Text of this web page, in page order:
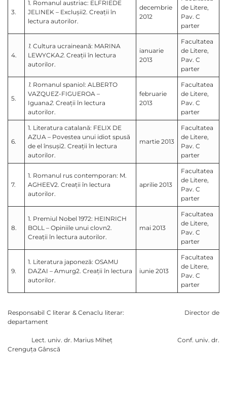
3.
1. Romanul austriac: ELFRIEDE
JELINEK – Exclușii2. Creații în
lectura autorilor.
decembrie
2012
de Litere,
Pav. C
parter
4.
1. Cultura ucraineană: MARINA
LEWYCKA2. Creații în lectura
autorilor.
ianuarie
2013
Facultatea
de Litere,
Pav. C
parter
5.
1. Romanul spaniol: ALBERTO
VAZQUEZ-FIGUEROA –
Iguana2. Creații în lectura
autorilor.
februarie
2013
Facultatea
de Litere,
Pav. C
parter
6.
1. Literatura catalană: FELIX DE
AZUA – Povestea unui idiot spusă
de el însuși2. Creații în lectura
autorilor.
martie 2013
Facultatea
de Litere,
Pav. C
parter
7.
1. Romanul rus contemporan: M.
AGHEEV2. Creații în lectura
autorilor.
aprilie 2013
Facultatea
de Litere,
Pav. C
parter
8.
1. Premiul Nobel 1972: HEINRICH
BOLL – Opiniile unui clovn2.
Creații în lectura autorilor.
mai 2013
Facultatea
de Litere,
Pav. C
parter
9.
1. Literatura japoneză: OSAMU
DAZAI – Amurg2. Creații în lectura
autorilor.
iunie 2013
Facultatea
de Litere,
Pav. C
parter
Responsabil C literar & Cenaclu literar: Director de
departament
Lect. univ. dr. Marius Miheţ Conf. univ. dr.
Crenguţa Gânscă